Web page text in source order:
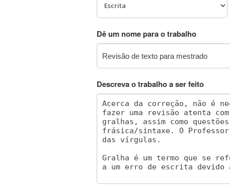
Dê um nome para o trabalho
Descreva o trabalho a ser feito